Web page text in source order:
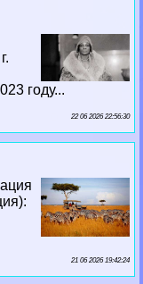
году...
22 06 2026 22:56:30
21 06 2026 19:42:24